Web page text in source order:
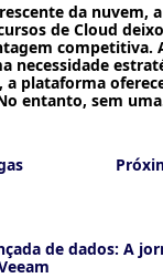
da nuvem,
de Cloud
competitiva.
necessidade
a plataforma
entanto, sem